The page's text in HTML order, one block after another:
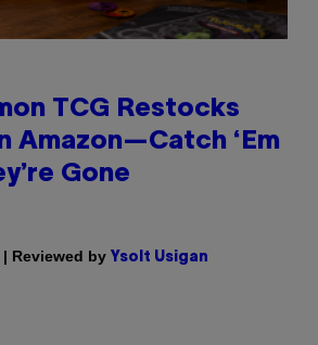
TCG Restocks
Amazon—Catch ‘Em
Gone
| Reviewed by Ysolt Usigan